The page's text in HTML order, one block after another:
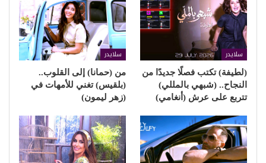
سلايدر
(لطيفة) تكتب فصلًا جديدًا من
النجاح.. (شبهي بالمللي)
تتربع على عرش (أنغامي)
سلايدر
من (حمانا) إلى القلوب..
(بلقيس) تغني للأمهات في
(زهر ليمون)